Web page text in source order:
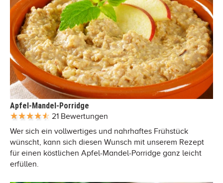
Apfel-Mandel-Porridge
21 Bewertungen
Wer sich ein vollwertiges und nahrhaftes Frühstück
wünscht, kann sich diesen Wunsch mit unserem Rezept
für einen köstlichen Apfel-Mandel-Porridge ganz leicht
erfüllen.